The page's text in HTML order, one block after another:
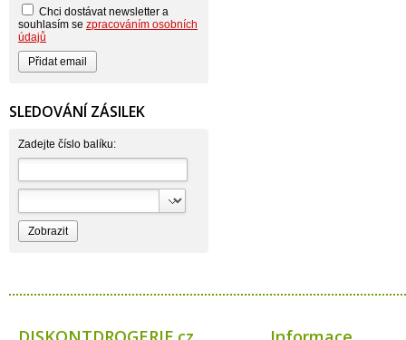
Beauty Lille
Beiersdorf - Nivea
Bella
Benkor
BERGEN S. R. L.
Bettina Barty
Bio-repel
Bioclean
Biolit
BIOM s.r.o.
Bioprospect
Bispol
Blue Stratos
BlueSun
Bolton
BumusCare GmBh
Chci dostávat newsletter a
souhlasím se zpracováním osobních
údajů
SLEDOVÁNÍ ZÁSILEK
Zadejte číslo balíku: